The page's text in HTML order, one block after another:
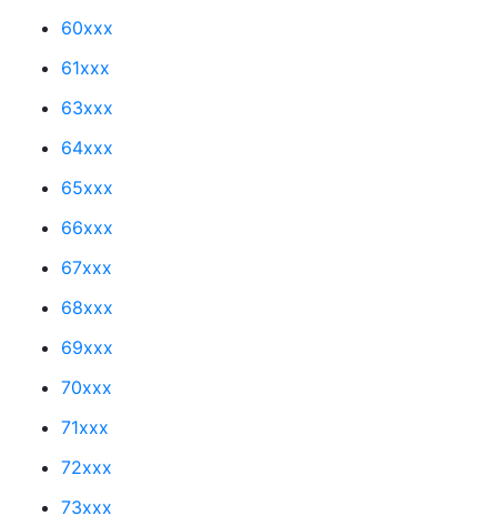
60xxx
61xxx
63xxx
64xxx
65xxx
66xxx
67xxx
68xxx
69xxx
70xxx
71xxx
72xxx
73xxx